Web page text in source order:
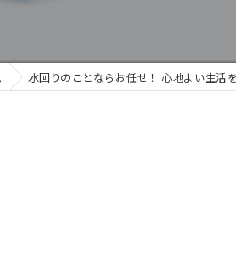
水回りのことならお任せ！ 心地よい生活